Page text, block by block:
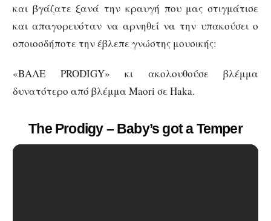
και βγάζατε ξανά την κραυγή που μας στιγμάτισε
και απαγορευόταν να αρνηθεί να την υπακούσει ο
οποιοσδήποτε την έβλεπε γνώστης μουσικής:
«ΒΑΛΕ PRODIGY» κι ακολουθούσε βλέμμα
δυνατότερο από βλέμμα Maori σε Haka.
The Prodigy – Baby’s got a Temper